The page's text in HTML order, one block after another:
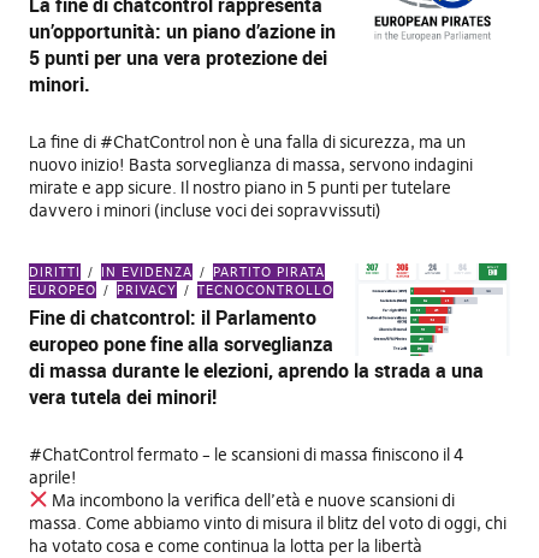
un’opportunità: un piano d’azione in
5 punti per una vera protezione dei
minori.
La fine di #ChatControl non è una falla di sicurezza, ma un
nuovo inizio! Basta sorveglianza di massa, servono indagini
mirate e app sicure. Il nostro piano in 5 punti per tutelare
davvero i minori (incluse voci dei sopravvissuti)
DIRITTI IN EVIDENZA
PARTITO PIRATA
EUROPEO
PRIVACY TECNOCONTROLLO
Fine di chatcontrol: il Parlamento
europeo pone fine alla sorveglianza
di massa durante le elezioni, aprendo la strada a una
vera tutela dei minori!
#ChatControl fermato – le scansioni di massa finiscono il 4
aprile!
Ma incombono la verifica dell’età e nuove scansioni di
massa. Come abbiamo vinto di misura il blitz del voto di oggi, chi
ha votato cosa e come continua la lotta per la libertà